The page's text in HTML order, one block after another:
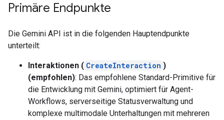
Primäre Endpunkte
Die Gemini API ist in die folgenden Hauptendpunkte
unterteilt:
Interaktionen ( CreateInteraction )
(empfohlen): Das empfohlene Standard-Primitive für
die Entwicklung mit Gemini, optimiert für Agent-
Workflows, serverseitige Statusverwaltung und
komplexe multimodale Unterhaltungen mit mehreren